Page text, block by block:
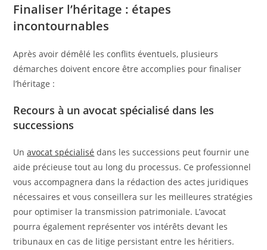
Finaliser l’héritage : étapes
incontournables
Après avoir démêlé les conflits éventuels, plusieurs
démarches doivent encore être accomplies pour finaliser
l’héritage :
Recours à un avocat spécialisé dans les
successions
Unavocat spécialisé dans les successions peut fournir une
aide précieuse tout au long du processus. Ce professionnel
vous accompagnera dans la rédaction des actes juridiques
nécessaires et vous conseillera sur les meilleures stratégies
pour optimiser la transmission patrimoniale. L’avocat
pourra également représenter vos intérêts devant les
tribunaux en cas de litige persistant entre les héritiers.